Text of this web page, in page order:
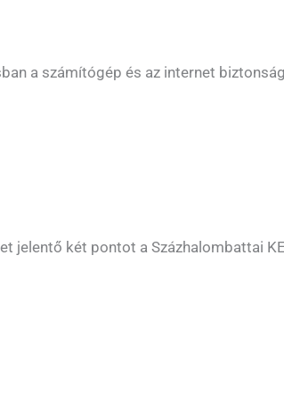
a számítógép és az internet
jelentő két pontot a Százhalombattai